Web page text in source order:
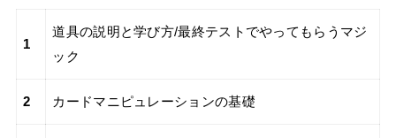
1
道具の説明と学び方/最終テストでやってもらうマジ
ック
2 カードマニピュレーションの基礎